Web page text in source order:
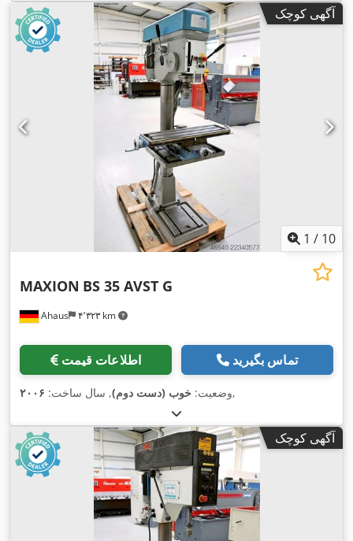
آگهی کوچک
1 / 10
Ahaus ۴٬۳۲۳ km
MAXION BS 35 AVST G
اطلاعات قیمت تماس بگیرید
وضعیت: خوب (دست دوم), سال ساخت: ۲۰۰۶ ,
آگهی کوچک